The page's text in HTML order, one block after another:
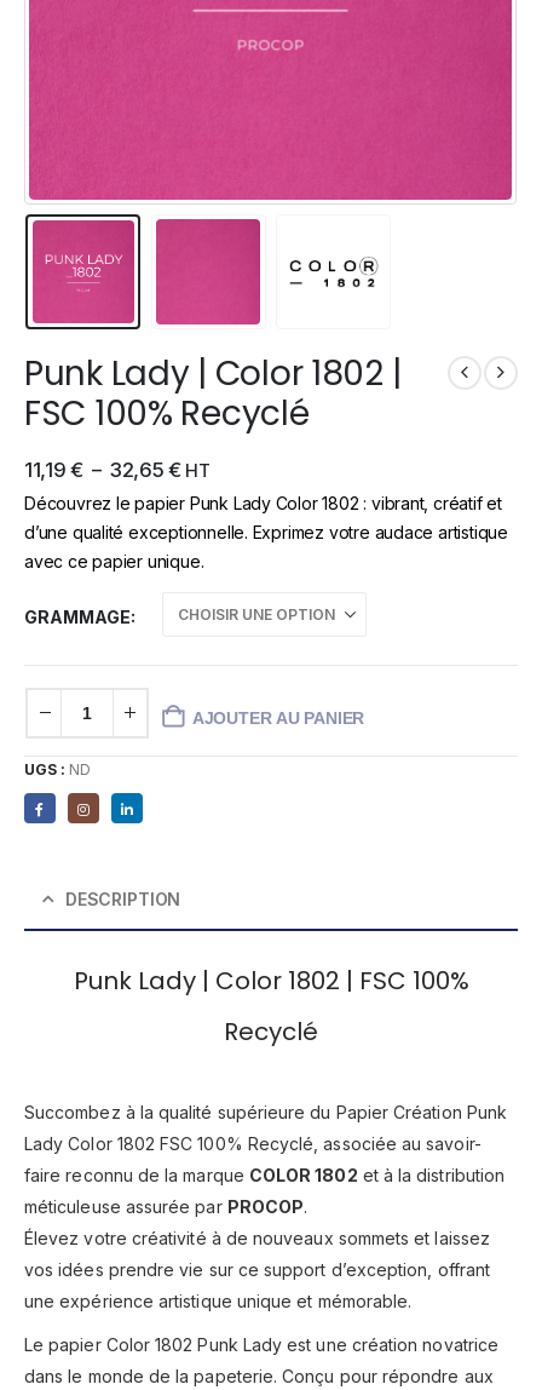
Punk Lady | Color 1802 |
FSC 100% Recyclé
11,19 € – 32,65 € HT
Découvrez le papier Punk Lady Color 1802 : vibrant, créatif et
d’une qualité exceptionnelle. Exprimez votre audace artistique
avec ce papier unique.
GRAMMAGE
AJOUTER AU PANIER
UGS : ND
DESCRIPTION
Punk Lady | Color 1802 | FSC 100%
Recyclé
Succombez à la qualité supérieure du Papier Création Punk
Lady Color 1802 FSC 100% Recyclé, associée au savoir-
faire reconnu de la marque COLOR 1802 et à la distribution
méticuleuse assurée par PROCOP.
Élevez votre créativité à de nouveaux sommets et laissez
vos idées prendre vie sur ce support d’exception, offrant
une expérience artistique unique et mémorable.
Le papier Color 1802 Punk Lady est une création novatrice
dans le monde de la papeterie. Conçu pour répondre aux